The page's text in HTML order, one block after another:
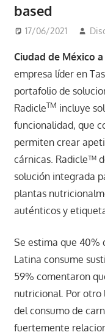
based
17/06/2021
Ciudad de México a
empresa líder en
portafolio de
RadicleTM incluye
funcionalidad, que
permiten crear
cárnicas. Radicle™
solución integrada
plantas
auténticos y
Se estima que 40%
Latina consume
59% comentaron
nutricional. Por otro
del consumo de
fuertemente